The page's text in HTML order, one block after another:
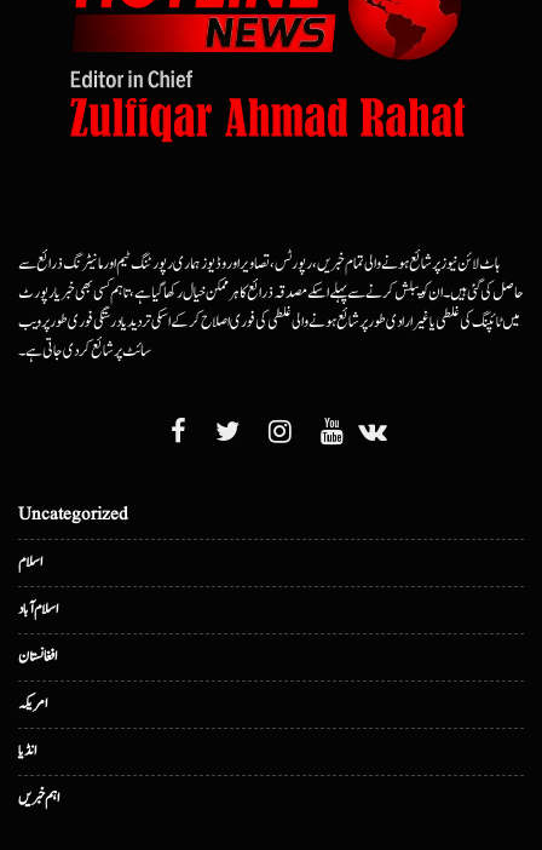
ہاٹ لائن نیوز پر شائع ہونے والی تمام خبریں، رپورٹس، تصاویر اور وڈیوز ہماری رپورٹنگ ٹیم اور مانیٹرنگ ذرائع سے
حاصل کی گئی ہیں۔ ان کو پبلش کرنے سے پہلے اسکے مصدقہ ذرائع کا ہرممکن خیال رکھا گیا ہے، تاہم کسی بھی خبر یا رپورٹ
میں ٹائپنگ کی غلطی یا غیرارادی طور پر شائع ہونے والی غلطی کی فوری اصلاح کرکے اسکی تردید یا درستگی فوری طور پر ویب
سائٹ پر شائع کردی جاتی ہے۔
Uncategorized
اسلام
اسلام آباد
افغانستان
امریکہ
انڈیا
اہم خبریں